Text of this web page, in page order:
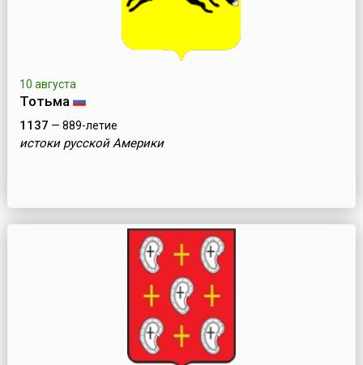
10 августа
Тотьма
1137 — 889-летие
истоки русской Америки